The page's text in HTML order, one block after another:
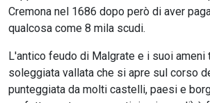
Cremona nel 1686 dopo però di aver
qualcosa come 8 mila scudi.
L'antico feudo di Malgrate e i suoi ameni
soleggiata vallata che si apre sul corso
punteggiata da molti castelli, paesi e